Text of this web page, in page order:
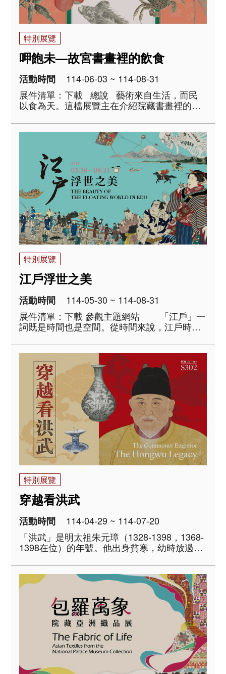
特別展覽
呷飽未—故宮書畫裡的飲食
活動時間
114-06-03 ~ 114-08-31
展件清單：下載 總說 藝術來自生活，而民
以食為天。這檔展覽主在介紹院藏書畫裡的吃
清淡小菜。邀請各位好奇的觀眾，一探歷代文
物裡的飲食，展場備有點單，可以勾選喜歡的
菜色，用眼睛視吃品嘗..
特別展覽
江戶浮世之美
活動時間
114-05-30 ~ 114-08-31
展件清單：下載 參觀主題網站 「江戶」一
詞既是時間也是空間。從時間來說，江戶時代
式建立江戶幕府，止於1868年明治維新推翻幕
府。就空間而言，江戶是東京..
特別展覽
穿越看洪武
活動時間
114-04-29 ~ 114-07-20
「洪武」是明太祖朱元璋（1328-1398，1368-
1398在位）的年號。他出身貧寒，幼時放過
居寺廟做小僧。不過，最終卻在元末亂局中，
先後擊敗陳有諒（1320-1363）、張士誠
（1321-1367）等南方雄強，並派兵..